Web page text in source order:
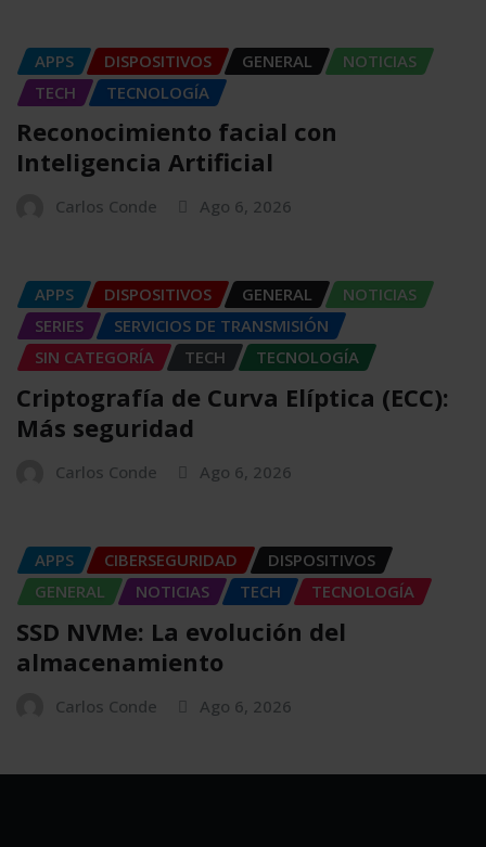
APPS DISPOSITIVOS GENERAL
NOTICIAS
TECH
TECNOLOGÍA
Reconocimiento facial con
Inteligencia Artificial
Carlos Conde Ago 6, 2026
APPS DISPOSITIVOS GENERAL
NOTICIAS
SERIES
SERVICIOS DE TRANSMISIÓN
SIN CATEGORÍA
TECH TECNOLOGÍA
Criptografía de Curva Elíptica (ECC):
Más seguridad
Carlos Conde Ago 6, 2026
APPS CIBERSEGURIDAD
DISPOSITIVOS
GENERAL
NOTICIAS TECH TECNOLOGÍA
SSD NVMe: La evolución del
almacenamiento
Carlos Conde Ago 6, 2026